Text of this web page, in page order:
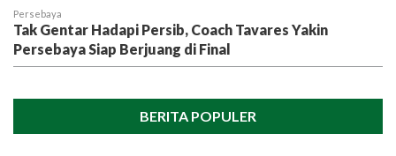
Persebaya
Tak Gentar Hadapi Persib, Coach Tavares Yakin
Persebaya Siap Berjuang di Final
BERITA POPULER